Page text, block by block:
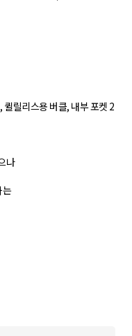
릴리스용 버클, 내부 포켓 2
나
는